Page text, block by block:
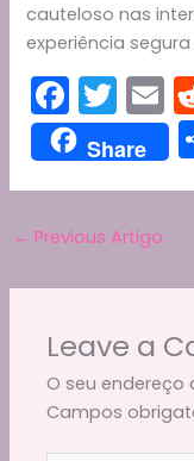
cauteloso nas
experiência
F
a
c
e
b
o
k
T
w
itt
er
E
l
Share
← Previous Artigo
Leave a
O seu endereço
Campos